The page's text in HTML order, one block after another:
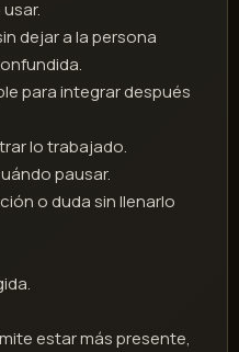
dejar a la persona
para integrar después
lo trabajado.
pausar.
o duda sin llenarlo
estar más presente,